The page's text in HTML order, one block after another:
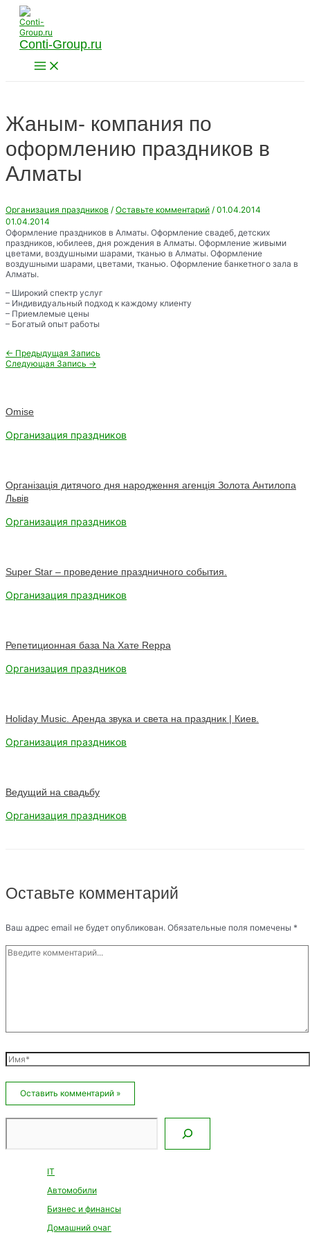
Перейти
содержимому
Conti-Group.ru
Main
Menu
Жаным- компания по
оформлению праздников в
Алматы
Организация праздников / Оставьте комментарий / 01.04.2014
01.04.2014
Оформление праздников в Алматы. Оформление свадеб, детских
праздников, юбилеев, дня рождения в Алматы. Оформление живыми
цветами, воздушными шарами, тканью в Алматы. Оформление
воздушными шарами, цветами, тканью. Оформление банкетного зала в
Алматы.
– Широкий спектр услуг
– Индивидуальный подход к каждому клиенту
– Приемлемые цены
– Богатый опыт работы
Навигация
по
← Предыдущая Запись
Следующая Запись →
Omise
Организация праздников
Органiзацiя дитячого дня народження агенцiя Золота Антилопа
Львiв
Организация праздников
Super Star – проведение праздничного события.
Организация праздников
Репетиционная база Na Хате Reppa
Организация праздников
Holiday Music. Аренда звука и света на праздник | Киев.
Организация праздников
Ведущий на свадьбу
Организация праздников
Оставьте комментарий
Ваш адрес email не будет опубликован. Обязательные поля помечены *
Введите
комментарий...
Имя*
IT
Автомобили
Бизнес и финансы
Домашний очаг